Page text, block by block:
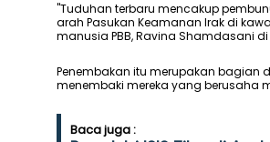
"Tuduhan terbaru mencakup
arah Pasukan Keamanan Irak di
manusia PBB, Ravina Shamdasani di
Penembakan itu merupakan bagian
menembaki mereka yang berusaha
Baca juga :